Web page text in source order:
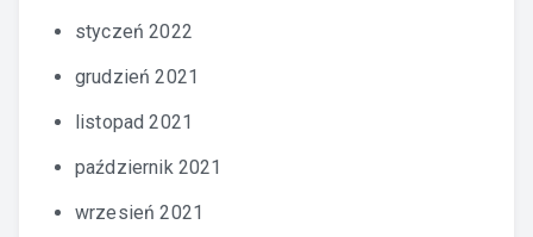
styczeń 2022
grudzień 2021
listopad 2021
październik 2021
wrzesień 2021